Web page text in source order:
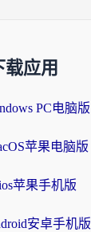
载应用
PC电脑版
苹果电脑版
苹果手机版
安卓手机版